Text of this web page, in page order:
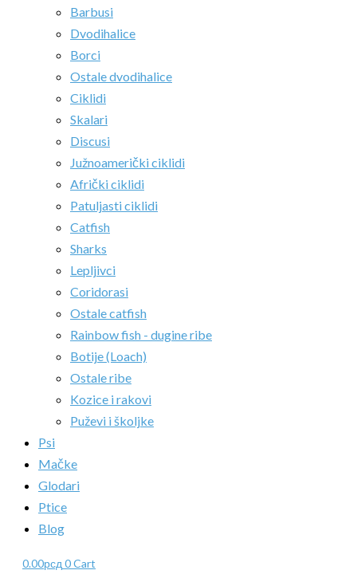
Barbusi
Dvodihalice
Borci
Ostale dvodihalice
Ciklidi
Skalari
Discusi
Južnoamerički ciklidi
Afrički ciklidi
Patuljasti ciklidi
Catfish
Sharks
Lepljivci
Coridorasi
Ostale catfish
Rainbow fish - dugine ribe
Botije (Loach)
Ostale ribe
Kozice i rakovi
Puževi i školjke
Psi
Mačke
Glodari
Ptice
Blog
0.00рсд 0Cart